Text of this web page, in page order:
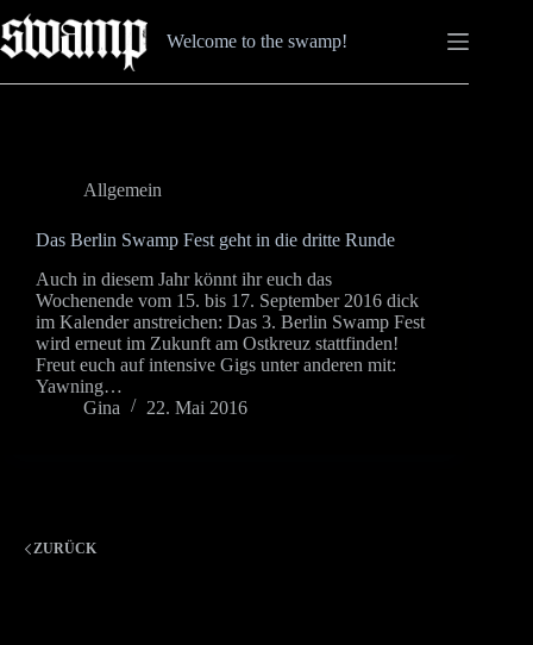
Zum
Inhalt
springen
Welcome to the swamp!
Allgemein
Das Berlin Swamp Fest geht in die dritte Runde
Auch in diesem Jahr könnt ihr euch das
Wochenende vom 15. bis 17. September 2016 dick
im Kalender anstreichen: Das 3. Berlin Swamp Fest
wird erneut im Zukunft am Ostkreuz stattfinden!
Freut euch auf intensive Gigs unter anderen mit:
Yawning…
Gina
22. Mai 2016
ZURÜCK